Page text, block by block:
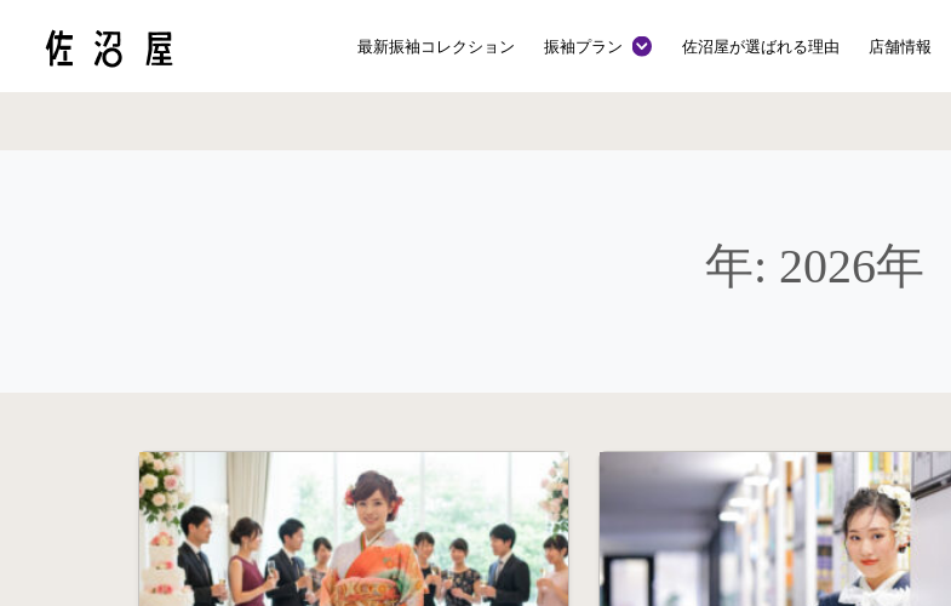
最新振袖コレクション 振袖プラン 佐沼屋が選ばれる理由 店舗情報
年: 2026年